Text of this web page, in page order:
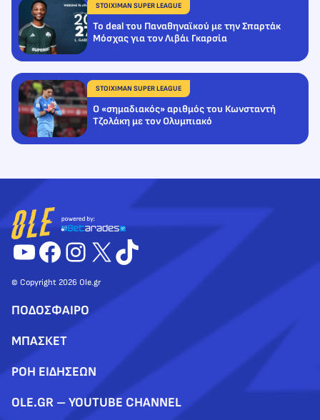
STOIXIMAN SUPER LEAGUE
Το deal του Παναθηναϊκού με την Σπαρτάκ
Μόσχας για τον Λιβάι Γκαρσία
STOIXIMAN SUPER LEAGUE
Ο «σημαδιακός» αριθμός του Κωνσταντή
Τζολάκη με τον Ολυμπιακό
YouTube
Facebook
Instagram
X TikTok
© Copyright 2026 Ole.gr
ΠΟΔΟΣΦΑΙΡΟ
ΜΠΑΣΚΕΤ
ΡΟΗ ΕΙΔΗΣΕΩΝ
OLE.GR – YOUTUBE CHANNEL